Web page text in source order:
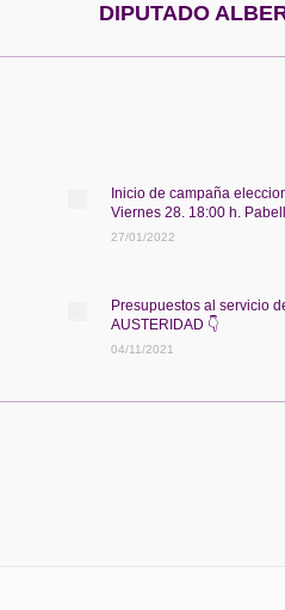
DIPUTADO
Inicio de campaña
Viernes 28. 18:00 h.
27/01/2022
Presupuestos al servicio
AUSTERIDAD 👇
04/11/2021